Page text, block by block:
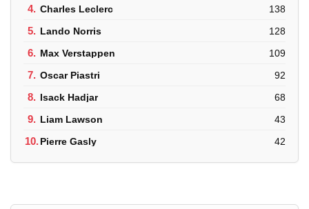
4. Charles Leclerc 138
5. Lando Norris 128
6. Max Verstappen 109
7. Oscar Piastri 92
8. Isack Hadjar 68
9. Liam Lawson 43
10.Pierre Gasly 42